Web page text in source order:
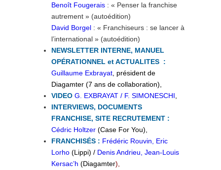
Benoît Fougerais : « Penser la franchise
autrement » (autoédition)
David Borgel : « Franchiseurs : se lancer à
l’international » (autoédition)
NEWSLETTER INTERNE, MANUEL
OPÉRATIONNEL et ACTUALITES :
Guillaume Exbrayat , président de
Diagamter (7 ans de collaboration),
VIDEO G. EXBRAYAT / F. SIMONESCHI
INTERVIEWS, DOCUMENTS
FRANCHISE, SITE RECRUTEMENT :
Cédric Holtzer (Case For You),
FRANCHISÉS : Frédéric Rouvin, Eric
Lorho (Lippi) / Denis Andrieu, Jean-Louis
Kersac’h (Diagamter),